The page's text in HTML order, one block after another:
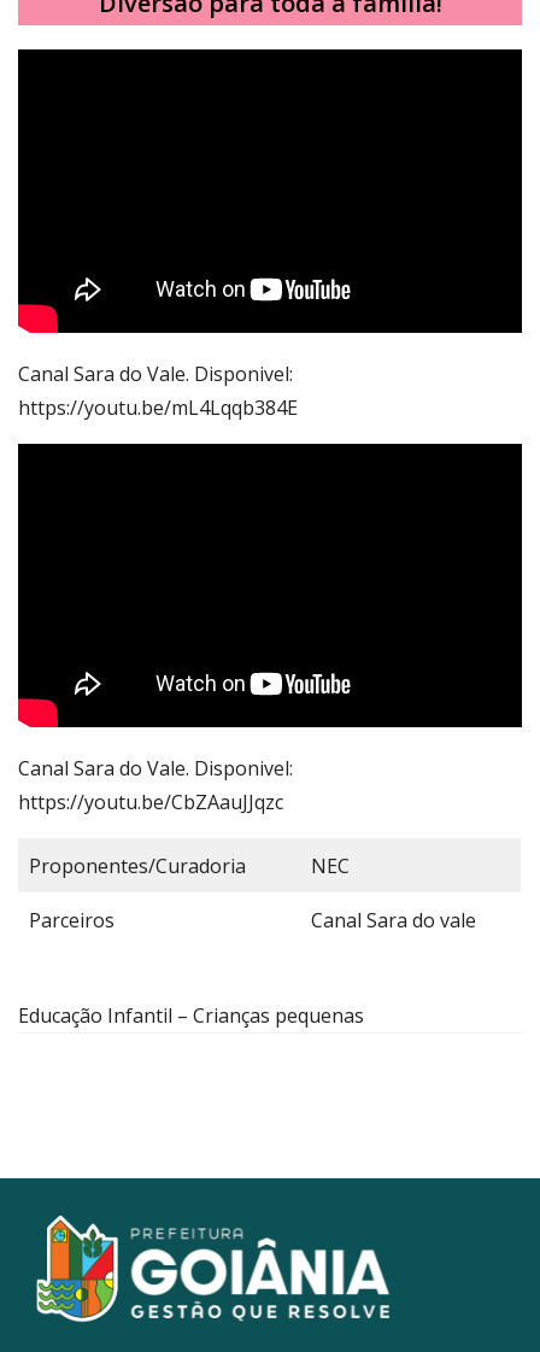
Canal Sara do Vale. Disponivel:
https://youtu.be/mL4Lqqb384E
Canal Sara do Vale. Disponivel:
https://youtu.be/CbZAauJJqzc
Proponentes/Curadoria NEC
Parceiros Canal Sara do vale
Educação Infantil – Crianças pequenas